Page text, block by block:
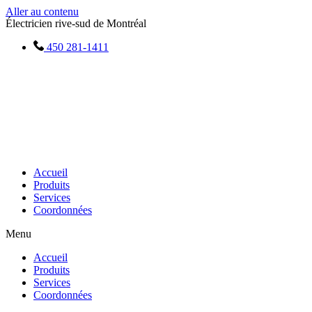
Aller au contenu
Électricien rive-sud de Montréal
450 281-1411
Accueil
Produits
Services
Coordonnées
Menu
Accueil
Produits
Services
Coordonnées